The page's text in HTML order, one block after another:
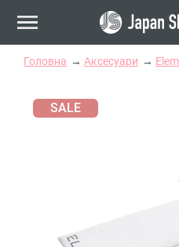
Головна Аксесуари
SALE